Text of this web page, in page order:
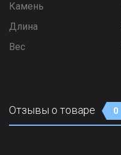
Камень
Длина
Вес
Отзывы о товаре 0